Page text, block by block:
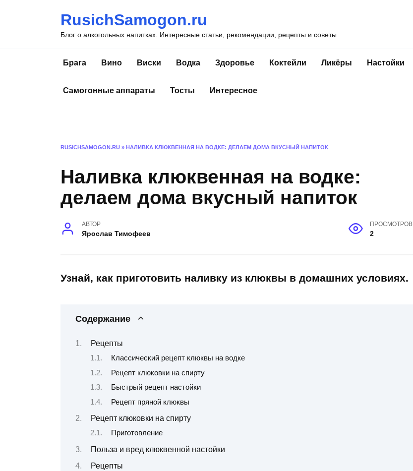
RusichSamogon.ru
Блог о алкогольных напитках. Интересные статьи, рекомендации, рецепты и советы
Брага Вино Виски Водка Здоровье Коктейли Ликёры Настойки
Самогонные аппараты Тосты Интересное
RUSICHSAMOGON.RU » НАЛИВКА КЛЮКВЕННАЯ НА ВОДКЕ: ДЕЛАЕМ ДОМА ВКУСНЫЙ НАПИТОК
Наливка клюквенная на водке:
делаем дома вкусный напиток
АВТОР
Ярослав Тимофеев
ПРОСМОТРОВ
2
Узнай, как приготовить наливку из клюквы в домашних условиях.
Содержание
Рецепты
Классический рецепт клюквы на водке
Рецепт клюковки на спирту
Быстрый рецепт настойки
Рецепт пряной клюквы
Рецепт клюковки на спирту
Приготовление
Польза и вред клюквенной настойки
Рецепты